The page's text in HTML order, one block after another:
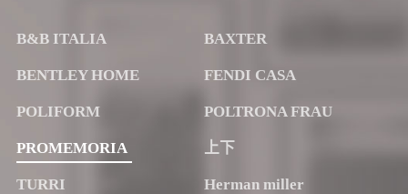
B&B ITALIA BAXTER
BENTLEY HOME FENDI CASA
POLIFORM POLTRONA FRAU
PROMEMORIA 上下
TURRI Herman miller